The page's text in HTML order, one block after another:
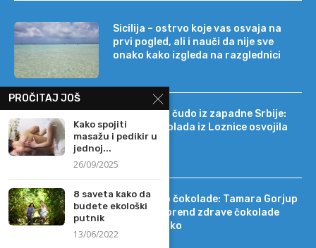
Sicilija – ostrvo koje vas osvaja na
prvi pogled, ali i nauči da nije sve
onako kako izgleda na razglednici
Tehnološko čudo iz zapadne Srbije:
kako je čokolada iz Loznice osvojila
22 tržišta
Od DIF-a do čokolade: Tamara Gorjup
pokrenula brend zdrave čokolade
Kapetan Koko
PROČITAJ JOŠ
Kako spojiti
masažu i pedikir u
jednoj...
26/09/2025
8 saveta kako da
budete ekološki
putnik
13/06/2022